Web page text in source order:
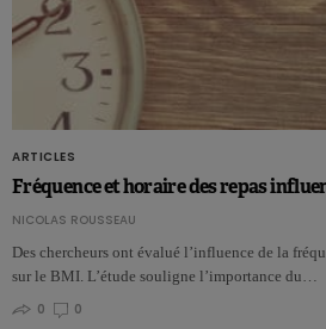
ARTICLES
Fréquence et horaire des repas
NICOLAS ROUSSEAU
Des chercheurs ont évalué l’influence de la
sur le BMI. L’étude souligne l’importance du…
0
0